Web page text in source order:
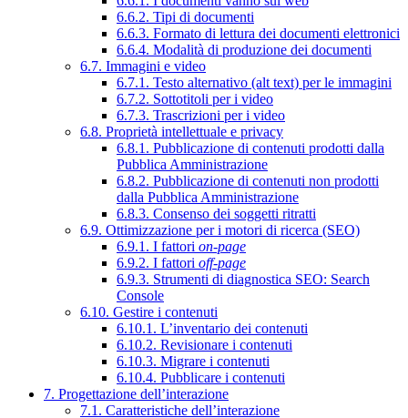
6.6.2. Tipi di documenti
6.6.3. Formato di lettura dei documenti elettronici
6.6.4. Modalità di produzione dei documenti
6.7. Immagini e video
6.7.1. Testo alternativo (alt text) per le immagini
6.7.2. Sottotitoli per i video
6.7.3. Trascrizioni per i video
6.8. Proprietà intellettuale e privacy
6.8.1. Pubblicazione di contenuti prodotti dalla
Pubblica Amministrazione
6.8.2. Pubblicazione di contenuti non prodotti
dalla Pubblica Amministrazione
6.8.3. Consenso dei soggetti ritratti
6.9. Ottimizzazione per i motori di ricerca (SEO)
6.9.1. I fattori on-page
6.9.2. I fattori off-page
6.9.3. Strumenti di diagnostica SEO: Search
Console
6.10. Gestire i contenuti
6.10.1. L’inventario dei contenuti
6.10.2. Revisionare i contenuti
6.10.3. Migrare i contenuti
6.10.4. Pubblicare i contenuti
7. Progettazione dell’interazione
7.1. Caratteristiche dell’interazione